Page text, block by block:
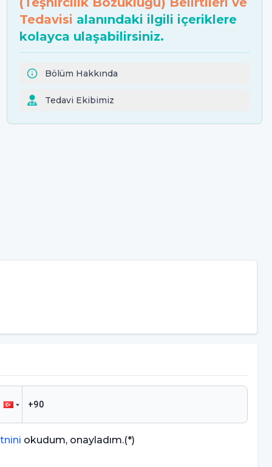
Tedavisi alanındaki ilgili içeriklere
kolayca ulaşabilirsiniz.
Bölüm Hakkında
Tedavi Ekibimiz
okudum, onayladım.(*)